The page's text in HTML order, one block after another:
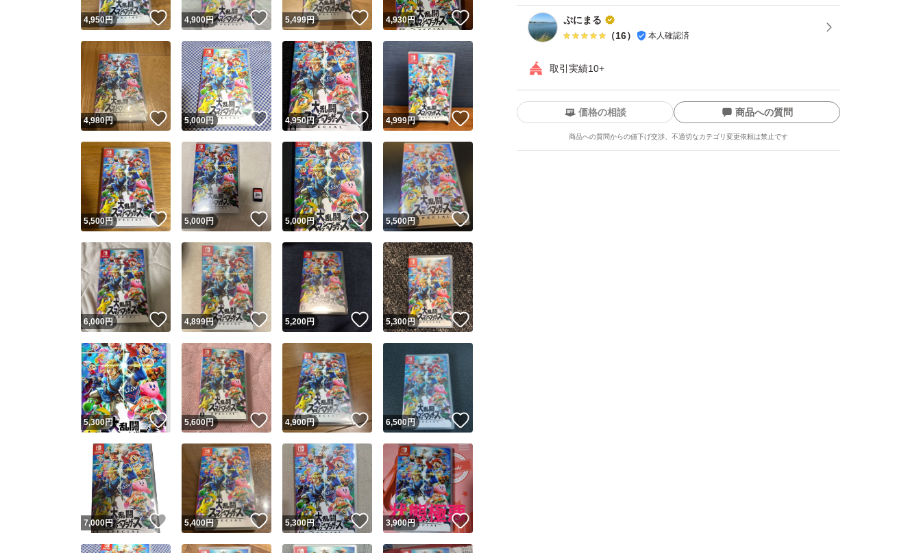
ぷにまる
（16） 本人確認済
取引実績10+
ユーザーの実績について
Yahoo!フリマが定めた一定の基準を満たしたユーザーにバッジを付与しています
安心取引出品者
安心取引出品者 Yahoo!フリマの基準をクリアした安心・安全なユーザーです
取引実績
取引実績◯+ このユーザーはYahoo!フリマの取引を完了させた実績があります
他フリマ実績◯+ このユーザーは他フリマサービスでの取引実績があります
スピード&安心発送
※このバッジは実績に基づく表示であり、発送を保証しているものではありません
スピード＆安心発送
このユーザーは高頻度で24時間以内＆設定した発送日数内に発送してい
スピード発送 このユーザーは高頻度で24時間以内に発送しています
安心発送 このユーザーは設定した発送日数内に発送しています
価格の相談 商品への質問
商品への質問からの値下げ交渉、不適切なカテゴリ変更依頼は禁止です
この商品の情報をコピーします
商品画像の無断転載は禁止されています
コピーは1商品につき1回です
出品ページへ
キャンセル
4,950円 いいね！
4,900円 いいね！
5,499円 いいね！
4,930円
4,980円 いいね！
5,000円 いいね！
4,950円 いいね！
4,999円 いいね！
5,500円 いいね！
5,000円 いいね！
5,000円 いいね！
5,500円
6,000円 いいね！
4,899円 いいね！
5,200円 いいね！
5,300円 いいね！
5,300円 いいね！
5,600円 いいね！
4,900円 いいね！
6,500円
7,000円 いいね！
5,400円 いいね！
5,300円 いいね！
3,900円 いいね！